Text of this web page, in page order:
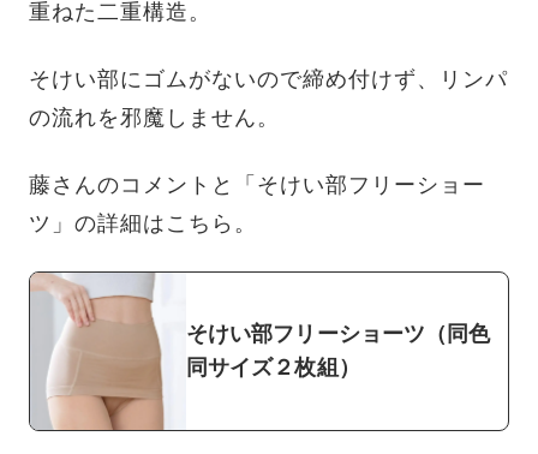
重ねた二重構造。
そけい部にゴムがないので締め付けず、リンパ
の流れを邪魔しません。
藤さんのコメントと「そけい部フリーショー
ツ」の詳細はこちら。
そけい部フリーショーツ（同色
同サイズ２枚組）